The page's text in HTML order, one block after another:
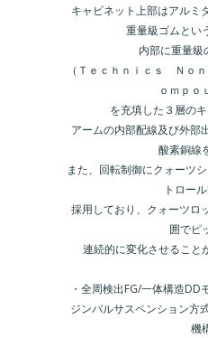
キャビネット上部はアルミ
重量級ゴムとい
内部に重量級
（Ｔｅｃｈｎｉｃｓ Ｎｏ
ｏｍｐｏ
を充填した３層のキ
アームの内部配線及び外部
酸素銅線
また、回転制御にクォーツ
トロー
採用しており、クォーツロ
囲でピ
連続的に変化させること
・全周検出FG/一体構造
ジンバルサスペンション方
機